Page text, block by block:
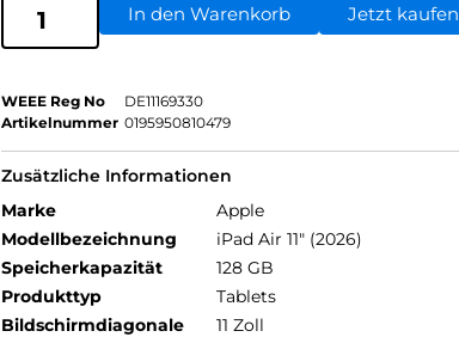
In den Warenkorb Jetzt kaufen
WEEE Reg No
DE11169330
Artikelnummer 0195950810479
Zusätzliche Informationen
Marke
Apple
Modellbezeichnung
iPad Air 11" (2026)
Speicherkapazität
128 GB
Produkttyp
Tablets
Bildschirmdiagonale
11 Zoll